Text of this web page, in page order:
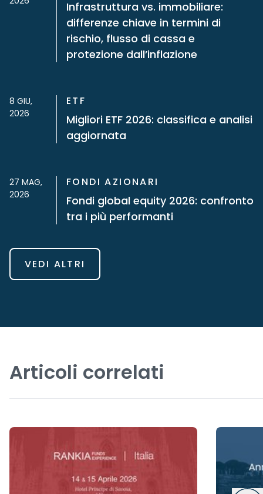
Infrastruttura vs. immobiliare:
differenze chiave in termini di
rischio, flusso di cassa e
protezione dall’inflazione
8 GIU,
2026
ETF
Migliori ETF 2026: classifica e analisi
aggiornata
27 MAG,
2026
FONDI AZIONARI
Fondi global equity 2026: confronto
tra i più performanti
VEDI ALTRI
Articoli correlati